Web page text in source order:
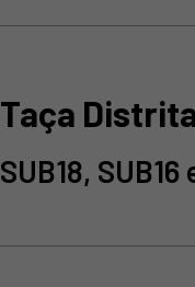
Taça
SUB18,